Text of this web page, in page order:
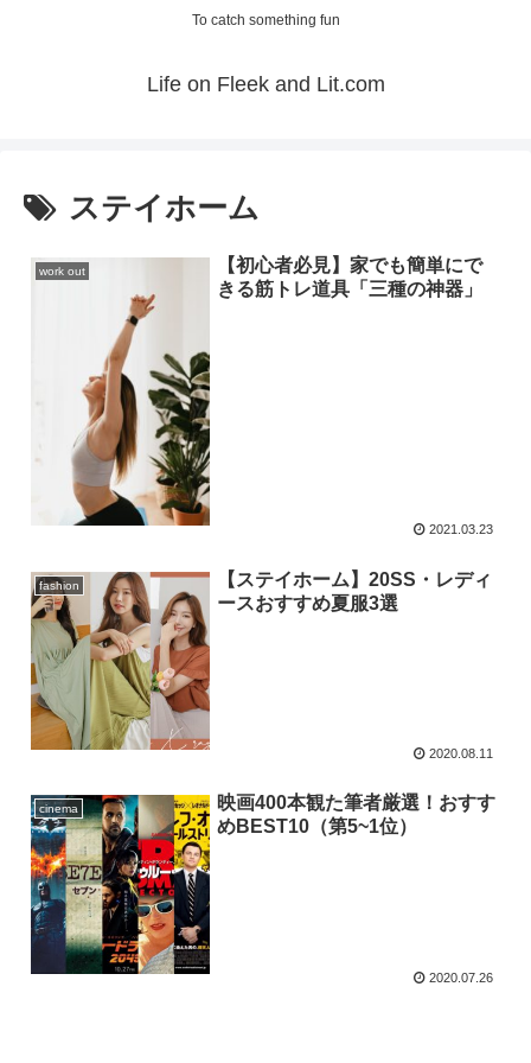
To catch something fun
Life on Fleek and Lit.com
ステイホーム
work out
【初心者必見】家でも簡単にで
きる筋トレ道具「三種の神器」
2021.03.23
fashion
【ステイホーム】20SS・レディ
ースおすすめ夏服3選
2020.08.11
cinema
映画400本観た筆者厳選！おすす
めBEST10（第5~1位）
2020.07.26